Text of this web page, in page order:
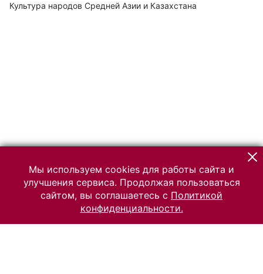
Культура народов Средней Азии и Казахстана
Мы используем cookies для работы сайта и
улучшения сервиса. Продолжая пользоваться
сайтом, вы соглашаетесь с Политикой
конфиденциальности.